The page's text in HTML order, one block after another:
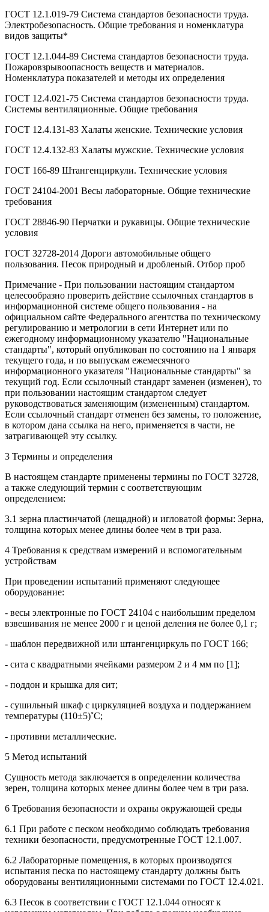
ГОСТ 12.1.019-79 Система стандартов безопасности труда.
Электробезопасность. Общие требования и номенклатура
видов защиты*
ГОСТ 12.1.044-89 Система стандартов безопасности труда.
Пожаровзрывоопасность веществ и материалов.
Номенклатура показателей и методы их определения
ГОСТ 12.4.021-75 Система стандартов безопасности труда.
Системы вентиляционные. Общие требования
ГОСТ 12.4.131-83 Халаты женские. Технические условия
ГОСТ 12.4.132-83 Халаты мужские. Технические условия
ГОСТ 166-89 Штангенциркули. Технические условия
ГОСТ 24104-2001 Весы лабораторные. Общие технические
требования
ГОСТ 28846-90 Перчатки и рукавицы. Общие технические
условия
ГОСТ 32728-2014 Дороги автомобильные общего
пользования. Песок природный и дробленый. Отбор проб
Примечание - При пользовании настоящим стандартом
целесообразно проверить действие ссылочных стандартов в
информационной системе общего пользования - на
официальном сайте Федерального агентства по техническому
регулированию и метрологии в сети Интернет или по
ежегодному информационному указателю "Национальные
стандарты", который опубликован по состоянию на 1 января
текущего года, и по выпускам ежемесячного
информационного указателя "Национальные стандарты" за
текущий год. Если ссылочный стандарт заменен (изменен), то
при пользовании настоящим стандартом следует
руководствоваться заменяющим (измененным) стандартом.
Если ссылочный стандарт отменен без замены, то положение,
в котором дана ссылка на него, применяется в части, не
затрагивающей эту ссылку.
3 Термины и определения
В настоящем стандарте применены термины по ГОСТ 32728,
а также следующий термин с соответствующим
определением:
3.1 зерна пластинчатой (лещадной) и игловатой формы: Зерна,
толщина которых менее длины более чем в три раза.
4 Требования к средствам измерений и вспомогательным
устройствам
При проведении испытаний применяют следующее
оборудование:
- весы электронные по ГОСТ 24104 с наибольшим пределом
взвешивания не менее 2000 г и ценой деления не более 0,1 г;
- шаблон передвижной или штангенциркуль по ГОСТ 166;
- сита с квадратными ячейками размером 2 и 4 мм по [1];
- поддон и крышка для сит;
- сушильный шкаф с циркуляцией воздуха и поддержанием
температуры (110±5)˚С;
- противни металлические.
5 Метод испытаний
Сущность метода заключается в определении количества
зерен, толщина которых менее длины более чем в три раза.
6 Требования безопасности и охраны окружающей среды
6.1 При работе с песком необходимо соблюдать требования
техники безопасности, предусмотренные ГОСТ 12.1.007.
6.2 Лабораторные помещения, в которых производятся
испытания песка по настоящему стандарту должны быть
оборудованы вентиляционными системами по ГОСТ 12.4.021.
6.3 Песок в соответствии с ГОСТ 12.1.044 относят к